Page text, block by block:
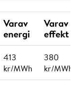
Varav
energi
Varav
effekt
413
kr/MWh
380
kr/MWh